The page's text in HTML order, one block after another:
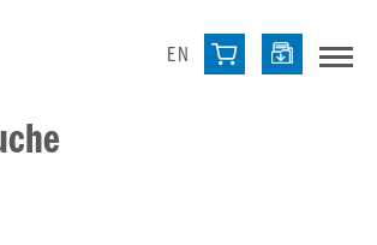
EN